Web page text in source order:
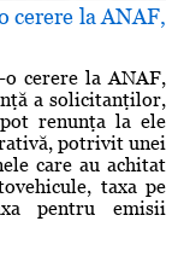
cerere la ANAF,
cerere la ANAF,
a solicitanţilor,
renunţa la ele
potrivit unei
care au achitat
taxa pe
pentru emisii